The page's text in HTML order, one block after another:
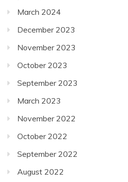
March 2024
December 2023
November 2023
October 2023
September 2023
March 2023
November 2022
October 2022
September 2022
August 2022